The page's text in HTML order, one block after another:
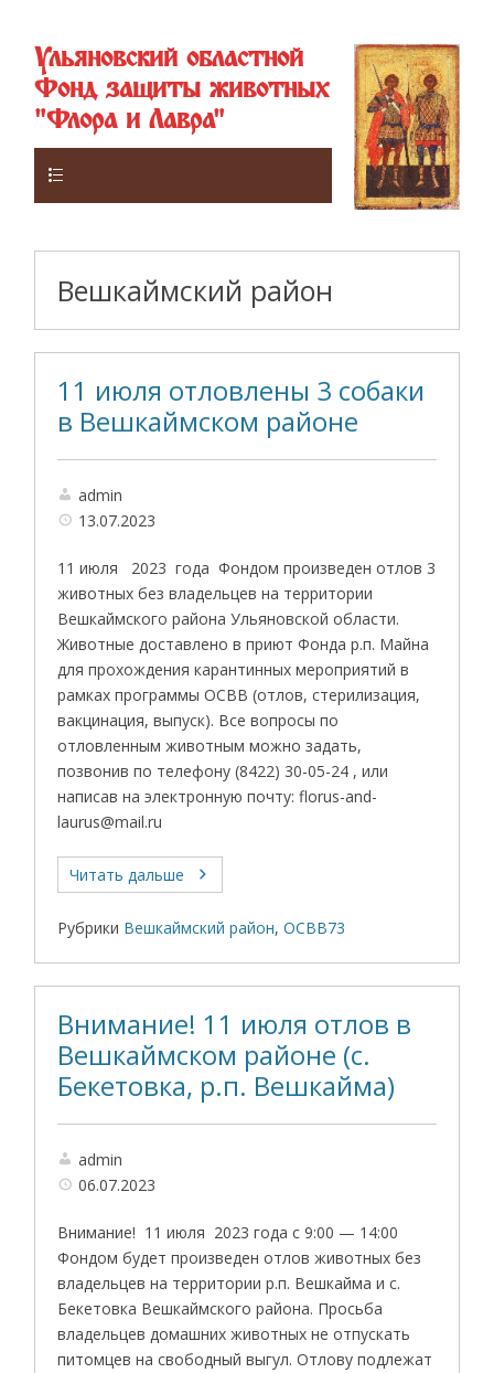
Ульяновский областной
Фонд защиты животных
"Флора и Лавра"
Вешкаймский район
11 июля отловлены 3 собаки
в Вешкаймском районе
admin
13.07.2023
11 июля 2023 года Фондом произведен отлов 3
животных без владельцев на территории
Вешкаймского района Ульяновской области.
Животные доставлено в приют Фонда р.п. Майна
для прохождения карантинных мероприятий в
рамках программы ОСВВ (отлов, стерилизация,
вакцинация, выпуск). Все вопросы по
отловленным животным можно задать,
позвонив по телефону (8422) 30-05-24 , или
написав на электронную почту: florus-and-
laurus@mail.ru
Читать дальше
Рубрики Вешкаймский район,ОСВВ73
Внимание! 11 июля отлов в
Вешкаймском районе (с.
Бекетовка, р.п. Вешкайма)
admin
06.07.2023
Внимание! 11 июля 2023 года с 9:00 — 14:00
Фондом будет произведен отлов животных без
владельцев на территории р.п. Вешкайма и с.
Бекетовка Вешкаймского района. Просьба
владельцев домашних животных не отпускать
питомцев на свободный выгул. Отлову подлежат